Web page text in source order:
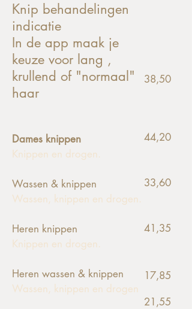
Knip behandelingen
indicatie
In de app maak je
keuze voor lang ,
krullend of "normaal"
haar
Dames knippen
Knippen en drogen.
Wassen & knippen
Wassen, knippen en drogen.
Heren knippen
Knippen en drogen.
Heren wassen & knippen
Wassen, knippen en drogen
38,50
44,20
33,60
41,35
17,85
21,55